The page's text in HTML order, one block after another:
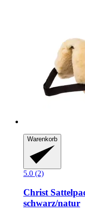
Warenkorb
5.0 (2)
Christ
schwarz/natur